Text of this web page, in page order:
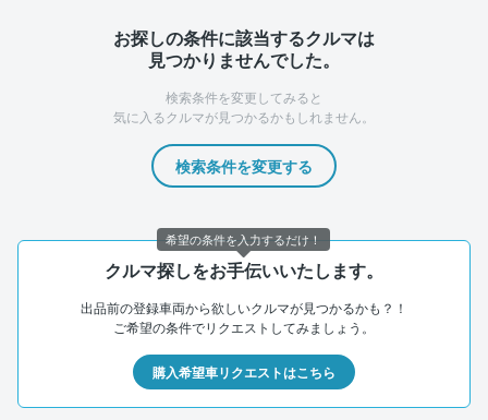
お探しの条件に該当するクルマは
見つかりませんでした。
検索条件を変更してみると
気に入るクルマが見つかるかもしれません。
検索条件を変更する
クルマ探しをお手伝いいたします。
出品前の登録車両から欲しいクルマが見つかるかも？！
ご希望の条件でリクエストしてみましょう。
購入希望車リクエストはこちら
希望の条件を入力するだけ！